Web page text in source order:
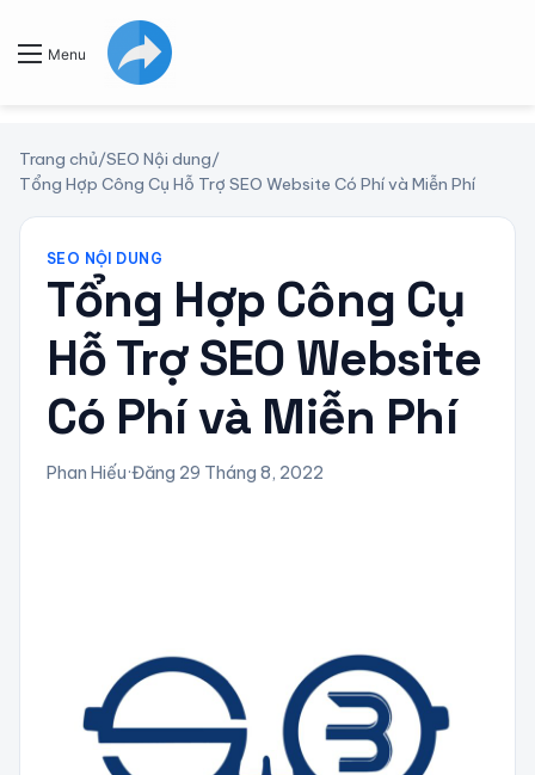
Menu
Trang chủ/SEO Nội dung/
Tổng Hợp Công Cụ Hỗ Trợ SEO Website Có Phí và Miễn Phí
SEO NỘI DUNG
Tổng Hợp Công Cụ
Hỗ Trợ SEO Website
Có Phí và Miễn Phí
Phan Hiếu·Đăng 29 Tháng 8, 2022